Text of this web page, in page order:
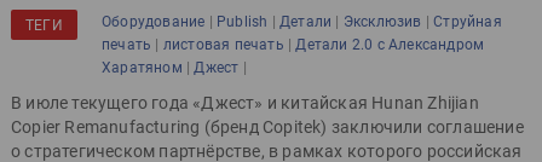
ТЕГИ Оборудование | Publish | Детали | Эксклюзив |Струйная
печать | листовая печать | Детали 2.0 с Александром
Харатяном | Джест |
В июле текущего года «Джест» и китайская Hunan Zhijian
Copier Remanufacturing (бренд Copitek) заключили соглашение
о стратегическом партнёрстве, в рамках которого российская